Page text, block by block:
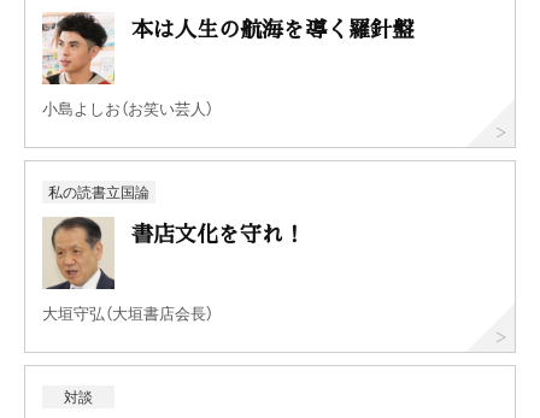
本は人生の航海を導く羅針盤
小島よしお（お笑い芸人）
私の読書立国論
書店文化を守れ！
大垣守弘（大垣書店会長）
対談